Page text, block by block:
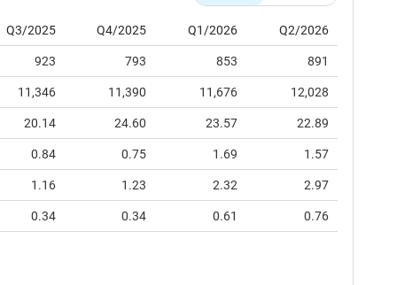
Q3/2025 Q4/2025 Q1/2026 Q2/2026
923 793 853 891
11,346 11,390 11,676 12,028
20.14 24.60 23.57 22.89
0.84 0.75 1.69 1.57
1.16 1.23 2.32 2.97
0.34 0.34 0.61 0.76